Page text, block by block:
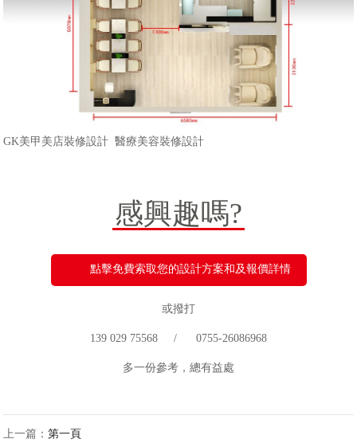
GK美甲美店裝修設計 醫療美容裝修設計
感興趣嗎?
點擊免費索取您的設計方案和及報價詳情
或撥打
139 029 75568 / 0755-26086968
多一份參考，總有益處
上一篇：第一頁